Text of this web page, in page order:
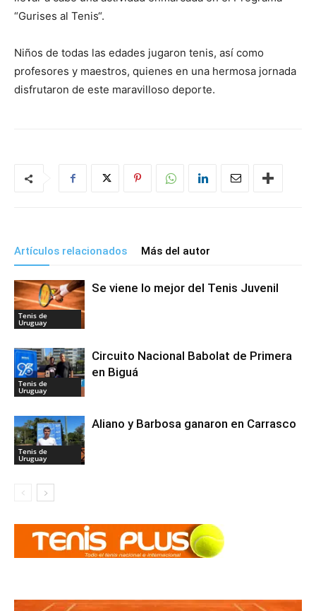
“Gurises al Tenis“.
Niños de todas las edades jugaron tenis, así como
profesores y maestros, quienes en una hermosa jornada
disfrutaron de este maravilloso deporte.
Artículos relacionados Más del autor
Tenis de
Uruguay
Se viene lo mejor del Tenis Juvenil
Tenis de
Uruguay
Circuito Nacional Babolat de Primera
en Biguá
Tenis de
Uruguay
Aliano y Barbosa ganaron en Carrasco